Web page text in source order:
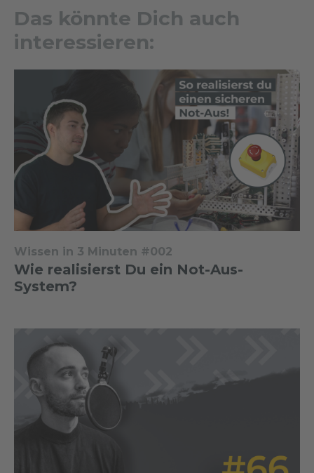
Das könnte Dich auch
interessieren:
Wissen in 3 Minuten #002
Wie realisierst Du ein Not-Aus-
System?